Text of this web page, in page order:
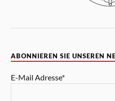
ABONNIEREN SIE UNSEREN
E-Mail Adresse*